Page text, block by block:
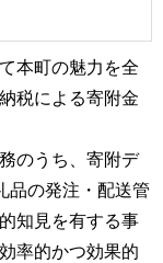
本町の魅力を全
税による寄附金
のうち、寄附デ
品の発注・配送管
知見を有する事
率的かつ効果的